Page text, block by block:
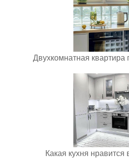
Двухкомнатная
Какая кухня